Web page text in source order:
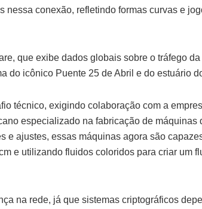
nessa conexão, refletindo formas curvas e
que exibe dados globais sobre o tráfego da
do icônico Puente 25 de Abril e do estuário
técnico, exigindo colaboração com a
especializado na fabricação de máquinas
e ajustes, essas máquinas agora são
e utilizando fluidos coloridos para criar um
na rede, já que sistemas criptográficos